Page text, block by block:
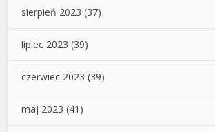
sierpień 2023 (37)
lipiec 2023 (39)
czerwiec 2023 (39)
maj 2023 (41)